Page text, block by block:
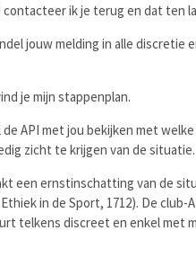
ik je terug en dat ten
jouw melding in alle discretie
je mijn stappenplan.
API met jou bekijken met
zicht te krijgen van de situatie.
een ernstinschatting van de
in de Sport, 1712). De club-
telkens discreet en enkel met